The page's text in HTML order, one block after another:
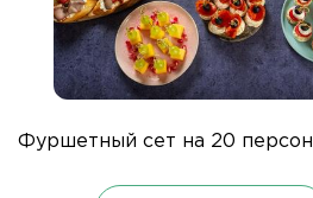
Фуршетный сет на 20 персон